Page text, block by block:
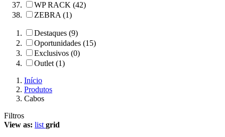
WP RACK (42)
ZEBRA (1)
Destaques (9)
Oportunidades (15)
Exclusivos (0)
Outlet (1)
Início
Produtos
Cabos
Filtros
View as: list grid